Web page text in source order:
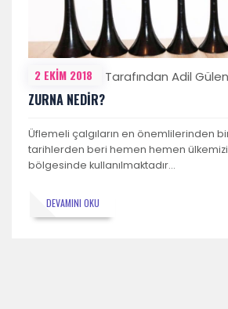
2 EKIM 2018 Tarafından Adil Gülen
ZURNA NEDİR?
Üflemeli çalgıların en önemlilerinden
tarihlerden beri hemen hemen
bölgesinde kullanılmaktadır…
DEVAMINI OKU